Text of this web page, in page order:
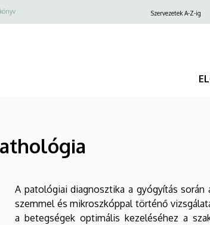
Szervezetek A-Z-ig
A patológiai diagnosztika a gyógyítás
szemmel és mikroszkóppal történő
a betegségek optimális kezeléséhez a